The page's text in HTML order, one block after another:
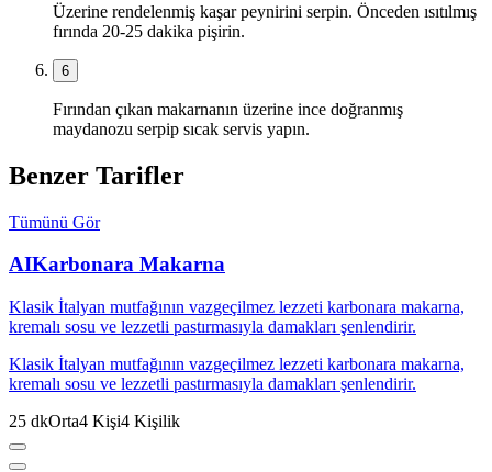
Üzerine rendelenmiş kaşar peynirini serpin. Önceden ısıtılmış
fırında 20-25 dakika pişirin.
6
Fırından çıkan makarnanın üzerine ince doğranmış
maydanozu serpip sıcak servis yapın.
Benzer Tarifler
Tümünü Gör
AIKarbonara Makarna
Klasik İtalyan mutfağının vazgeçilmez lezzeti karbonara makarna,
kremalı sosu ve lezzetli pastırmasıyla damakları şenlendirir.
Klasik İtalyan mutfağının vazgeçilmez lezzeti karbonara makarna,
kremalı sosu ve lezzetli pastırmasıyla damakları şenlendirir.
25 dkOrta4 Kişi4 Kişilik